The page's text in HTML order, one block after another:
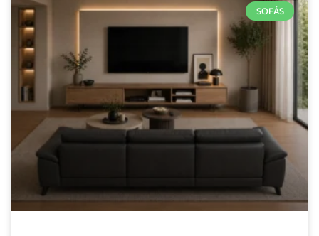
SOFÁS